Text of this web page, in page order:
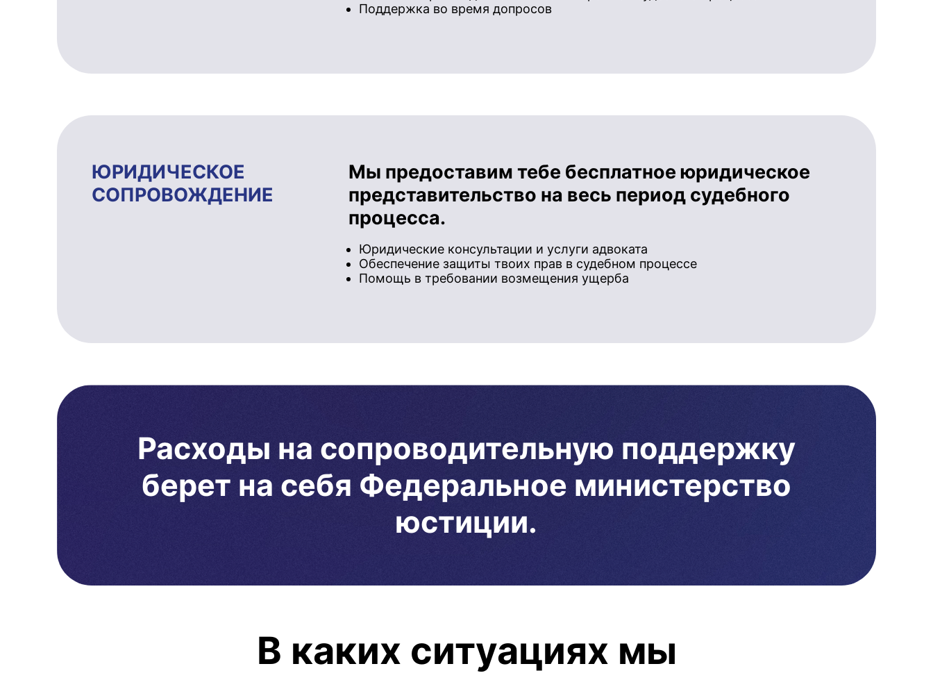
Поддержка во время допросов
ЮРИДИЧЕ­СКОЕ
СОПРОВОЖ­ДЕ­НИЕ
Мы предоставим тебе бесплатное юридическое
представительство на весь период судебного
процесса.
Юридические консультации и услуги адвоката
Обеспечение защиты твоих прав в судебном процессе
Помощь в требовании возмещения ущерба
Расходы на сопроводительную поддержку
берет на себя Федеральное министерство
юстиции.
В каких ситуациях мы